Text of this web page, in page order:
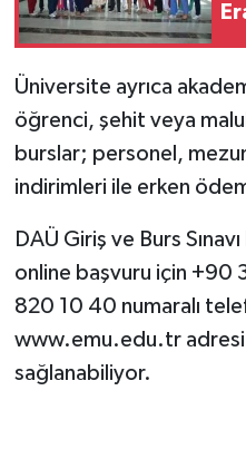
Üniversite ayrıca
öğrenci, şehit veya
burslar; personel,
indirimleri ile erken
DAÜ Giriş ve Burs
online başvuru için +90
820 10 40 numaralı
www.emu.edu.tr
sağlanabiliyor.